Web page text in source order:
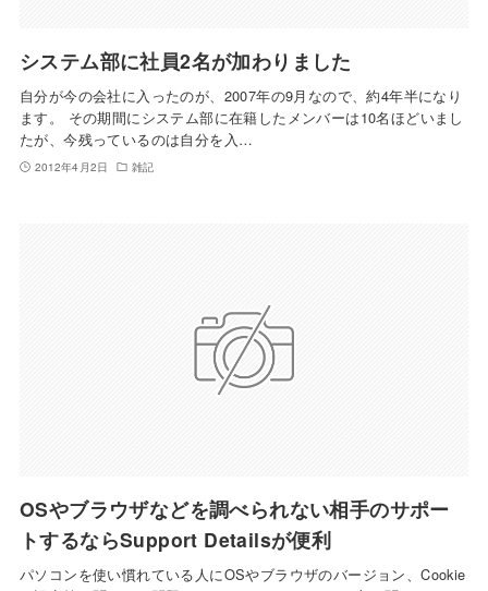
システム部に社員2名が加わりました
自分が今の会社に入ったのが、2007年の9月なので、約4年半になり
ます。 その期間にシステム部に在籍したメンバーは10名ほどいまし
たが、今残っているのは自分を入…
2012年4月2日 雑記
OSやブラウザなどを調べられない相手のサポー
トするならSupport Detailsが便利
パソコンを使い慣れている人にOSやブラウザのバージョン、Cookie